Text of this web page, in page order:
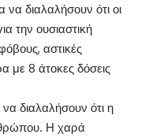
να διαλαλήσουν ότι οι
την ουσιαστική
αστικές
με 8 άτοκες δόσεις
να διαλαλήσουν ότι η
Η χαρά